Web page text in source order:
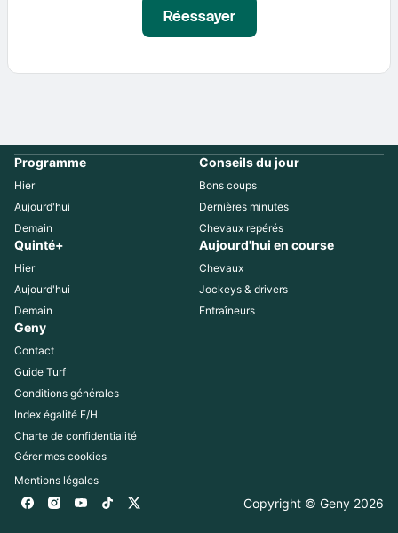
Réessayer
Programme
Hier
Aujourd'hui
Demain
Conseils du jour
Bons coups
Dernières minutes
Chevaux repérés
Quinté+
Hier
Aujourd'hui
Demain
Aujourd'hui en course
Chevaux
Jockeys & drivers
Entraîneurs
Geny
Contact
Guide Turf
Conditions générales
Index égalité F/H
Charte de confidentialité
Gérer mes cookies
Mentions légales
Copyright © Geny 2026